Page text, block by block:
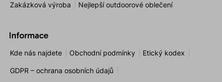
Zakázková výroba Nejlepší outdoorové oblečení
Informace
Kde nás najdete Obchodní podmínky Etický kodex
GDPR – ochrana osobních údajů